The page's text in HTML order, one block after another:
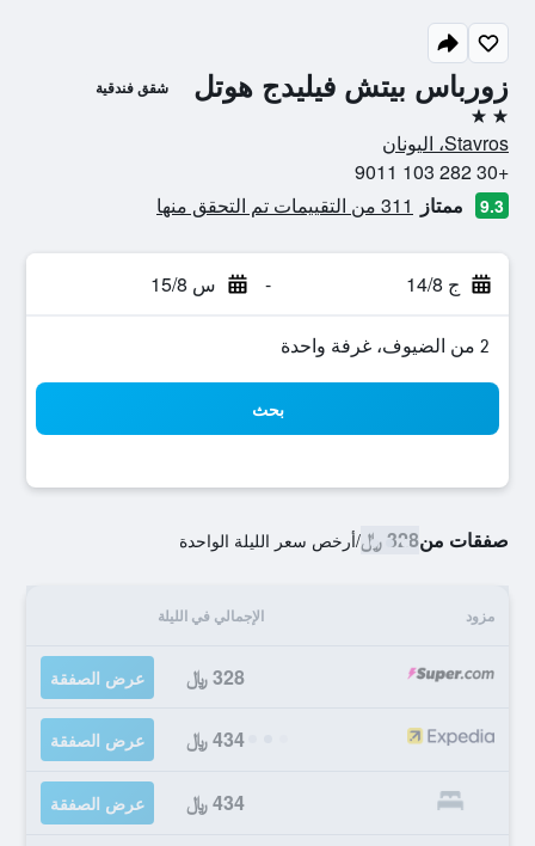
زورباس بيتش فيليدج هوتل شقق فندقية
2 نجمتين
Stavros، اليونان
+30 282 103 9011
9.3 ممتاز 311 من التقييمات تم التحقق منها
ج 14/8 - س 15/8
2 من الضيوف، غرفة واحدة
بحث
صفقات من328 ﷼ /أرخص سعر الليلة الواحدة
مزود الإجمالي في الليلة
328 ﷼ عرض الصفقة
434 ﷼ عرض الصفقة
434 ﷼ عرض الصفقة